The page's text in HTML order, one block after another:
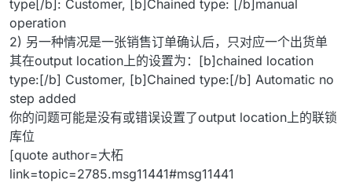
type[/b]: Customer, [b]Chained type: [/b]manual
operation
2) 另一种情况是一张销售订单确认后，只对应一个出货单
其在output location上的设置为：[b]chained location
type:[/b] Customer, [b]Chained type:[/b] Automatic no
step added
你的问题可能是没有或错误设置了output location上的联锁
库位
[quote author=大柘
link=topic=2785.msg11441#msg11441